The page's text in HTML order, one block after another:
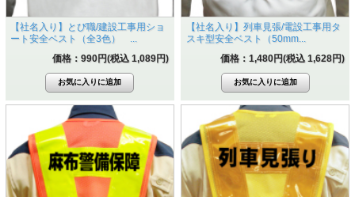
【社名入り】とび職/建設工事用ショ
ート安全ベスト（全3色） ...
価格：990円(税込 1,089円)
【社名入り】列車見張/電設工事用タ
スキ型安全ベスト（50mm...
価格：1,480円(税込 1,628円)